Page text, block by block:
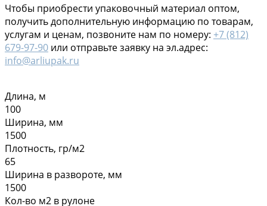
Чтобы приобрести упаковочный материал оптом,
получить дополнительную информацию по товарам,
услугам и ценам, позвоните нам по номеру: +7 (812)
679-97-90 или отправьте заявку на эл.адрес:
info@arliupak.ru
Длина, м
100
Ширина, мм
1500
Плотность, гр/м2
65
Ширина в развороте, мм
1500
Кол-во м2 в рулоне